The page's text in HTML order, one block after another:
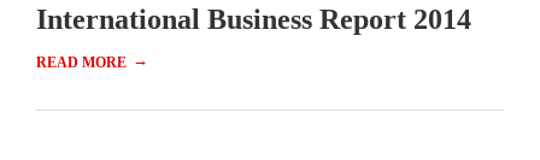
International Business Report 2014
READ MORE →